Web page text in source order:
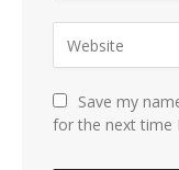
Save my
for the next time